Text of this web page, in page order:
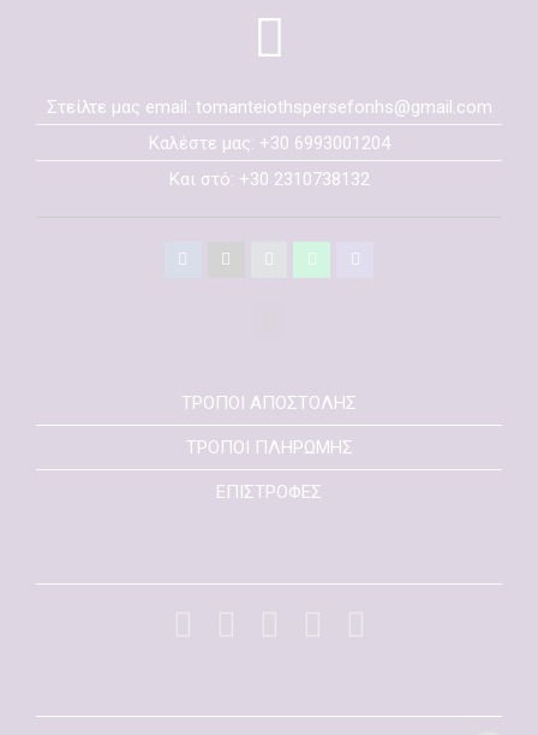
Στείλτε μας email: tomanteiothspersefonhs@gmail.com
Καλέστε μας: +30 6993001204
Και στό: +30 2310738132
ΤΡΟΠΟΙ ΑΠΟΣΤΟΛΗΣ
ΤΡΟΠΟΙ ΠΛΗΡΩΜΗΣ
ΕΠΙΣΤΡΟΦΕΣ